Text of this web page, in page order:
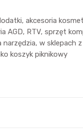
akcesoria
AGD, RTV, sprzęt
w sklepach
koszyk piknikowy